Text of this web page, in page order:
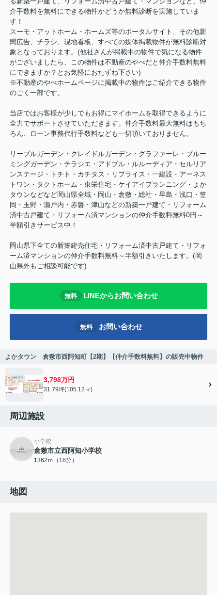
介手数料を無料にできる物件かどうか無料診断を実施していま
す！
スーモ・アットホーム・ホームズ等のポータルサイト、その他新
聞広告、チラシ、現地看板、すべての媒体掲載物件が無料診断対
象となっております。(他社さんが掲載中の物件で気になる物件
がございましたら、この物件は不動産のやべだと仲介手数料無料
にできますか？とお気軽におたずね下さい)
※不動産のやべホームページに掲載中の物件はご紹介できる物件
のごく一部です。
当店ではお客様が少しでもお得にマイホームを取得できるように
全力でサポートさせていただきます。仲介手数料最大無料はもち
ろん、ローン事務代行手数料なども一切頂いておりません。
リーブルガーデン・クレイドルガーデン・グラファーレ・ブルー
ミングガーデン・テラシエ・アドブル・ルルーディア・セルリア
ンステージ・トチト・カチタス・リプライス・一建設・アーネス
トワン・タクトホーム・東栄住宅・ケイアイプランニング・よか
タウンなどなど岡山県全域・岡山・倉敷・総社・早島・浅口・笠
岡・玉野・瀬戸内・赤磐・津山などの新築一戸建て・リフォーム
済中古戸建て・リフォーム済マンションの仲介手数料無料0円～
半額引きサービス中！
岡山県下全ての新築建売住宅・リフォーム済中古戸建て・リフォ
ーム済マンションの仲介手数料無料～半額引きいたします。(岡
山県外もご相談可能です)
無料 LINEからお問い合わせ
無料 お問い合わせ
よかタウン 倉敷市西阿知町【2期】【仲介手数料無料】の販売中物件
3,798万円
31.79坪(105.12㎡)
周辺施設
小学校
倉敷市立西阿知小学校
1362ｍ（18分）
地図